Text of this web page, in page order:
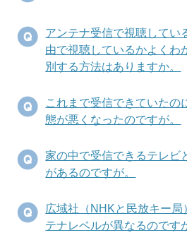
アンテナ受信で視聴してい
由で視聴しているかよくわ
別する方法はありますか。
これまで受信できていたの
態が悪くなったのですが。
家の中で受信できるテレビ
があるのですが。
広域社（NHKと民放キー
テナレベルが異なるのです